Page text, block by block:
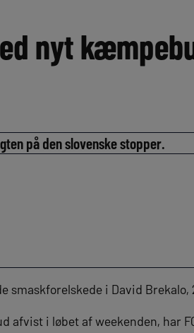
nyt
på den slovenske stopper.
smaskforelskede i David
afvist i løbet af weekenden, har